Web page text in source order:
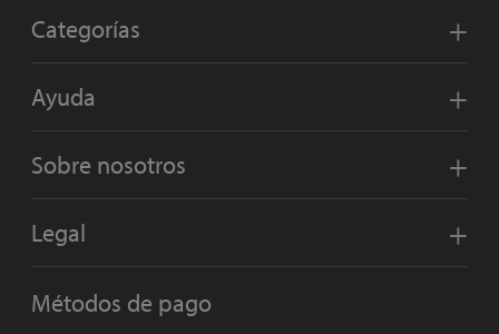
Categorías
Ayuda
Sobre nosotros
Legal
Métodos de pago